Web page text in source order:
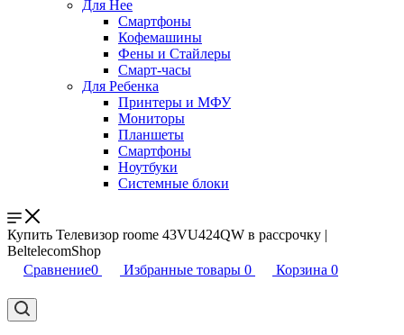
Для Нее
Смартфоны
Кофемашины
Фены и Стайлеры
Смарт-часы
Для Ребенка
Принтеры и МФУ
Мониторы
Планшеты
Смартфоны
Ноутбуки
Системные блоки
Купить Телевизор roome 43VU424QW в рассрочку |
BeltelecomShop
Сравнение0 Избранные товары 0 Корзина 0